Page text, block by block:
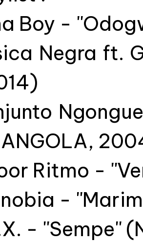
Boy -
Negra ft.
Ritmo -
-
- ''Sempe''